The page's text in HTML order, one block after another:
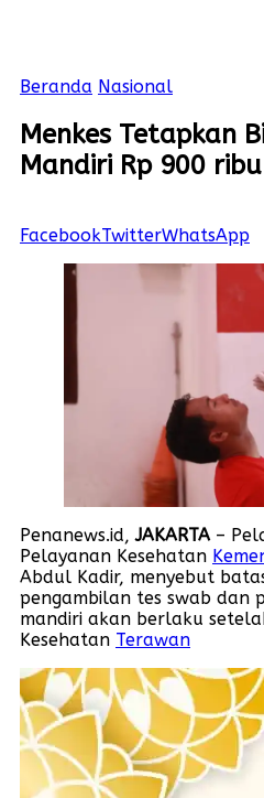
Beranda Nasional
Menkes Tetapkan
Mandiri Rp 900 ribu
FacebookTwitterWhatsApp
Penanews.id,JAKARTA–
Pelayanan Kesehatan
Abdul Kadir, menyebut
pengambilan tes swab dan
mandiri akan berlaku
Kesehatan Terawan